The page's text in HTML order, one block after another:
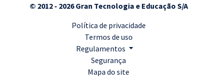
© 2012 - 2026 Gran Tecnologia e Educação S/A
Política de privacidade
Termos de uso
Regulamentos
Segurança
Mapa do site